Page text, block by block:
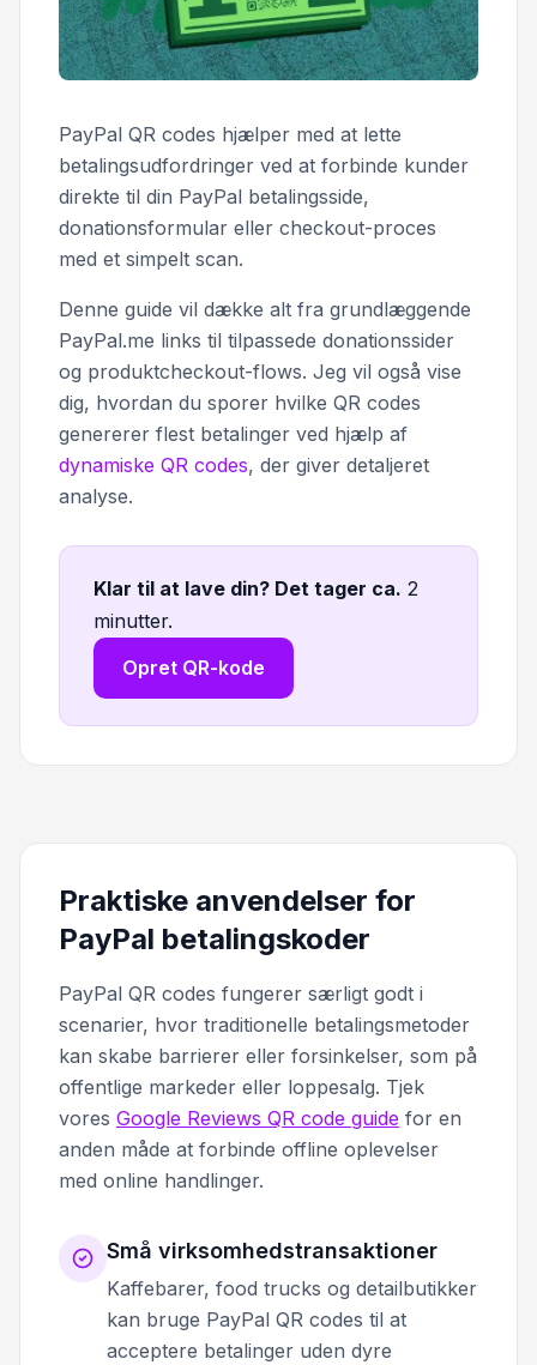
PayPal QR codes hjælper med at lette
betalingsudfordringer ved at forbinde kunder
direkte til din PayPal betalingsside,
donationsformular eller checkout-proces
med et simpelt scan.
Denne guide vil dække alt fra grundlæggende
PayPal.me links til tilpassede donationssider
og produktcheckout-flows. Jeg vil også vise
dig, hvordan du sporer hvilke QR codes
genererer flest betalinger ved hjælp af
dynamiske QR codes, der giver detaljeret
analyse.
Klar til at lave din? Det tager ca. 2
minutter.
Opret QR-kode
Praktiske anvendelser for
PayPal betalingskoder
PayPal QR codes fungerer særligt godt i
scenarier, hvor traditionelle betalingsmetoder
kan skabe barrierer eller forsinkelser, som på
offentlige markeder eller loppesalg. Tjek
vores Google Reviews QR code guide for en
anden måde at forbinde offline oplevelser
med online handlinger.
Små virksomhedstransaktioner
Kaffebarer, food trucks og detailbutikker
kan bruge PayPal QR codes til at
acceptere betalinger uden dyre